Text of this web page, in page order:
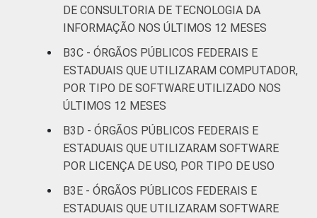
DE CONSULTORIA DE TECNOLOGIA DA
INFORMAÇÃO NOS ÚLTIMOS 12 MESES
B3C - ÓRGÃOS PÚBLICOS FEDERAIS E
ESTADUAIS QUE UTILIZARAM COMPUTADOR,
POR TIPO DE SOFTWARE UTILIZADO NOS
ÚLTIMOS 12 MESES
B3D - ÓRGÃOS PÚBLICOS FEDERAIS E
ESTADUAIS QUE UTILIZARAM SOFTWARE
POR LICENÇA DE USO, POR TIPO DE USO
B3E - ÓRGÃOS PÚBLICOS FEDERAIS E
ESTADUAIS QUE UTILIZARAM SOFTWARE